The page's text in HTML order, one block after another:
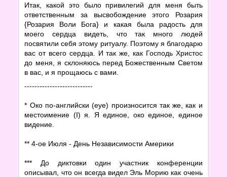
Итак, какой это было привилегий для меня быть
ответственным за высвобождение этого Розария
{Розария Воли Бога} и какая была радость для
моего сердца видеть, что так много людей
посвятили себя этому ритуалу. Поэтому я благодарю
вас от всего сердца. И так же, как Господь Христос
до меня, я склоняюсь перед Божественным Светом
в вас, и я прощаюсь с вами.
---------------------------
* Око по-английски (eye) произносится так же, как и
местоимение (I) я. Я единое, око единое, единое
видение.
** 4-ое Июля - День Независимости Америки
*** До диктовки один участник конференции
описывал, что он всегда видел Эль Морию как очень